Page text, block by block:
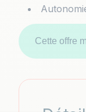
Cette offre